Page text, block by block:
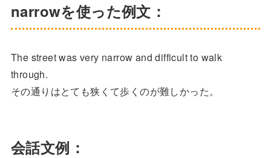
narrowを使った例文：
The street was very narrow and difficult to walk
through.
その通りはとても狭くて歩くのが難しかった。
会話文例：